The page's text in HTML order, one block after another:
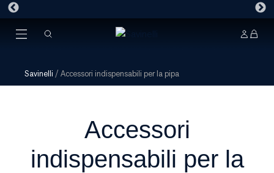
Savinelli / Accessori indispensabili per la pipa
Accessori
indispensabili per la